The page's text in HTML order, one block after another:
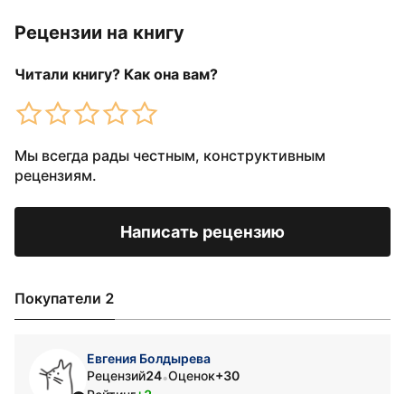
Рецензии на книгу
Читали книгу? Как она вам?
Мы всегда рады честным, конструктивным
рецензиям.
Написать рецензию
Покупатели 2
Евгения Болдырева
Рецензий24•Оценок+30